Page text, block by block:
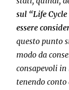
sul “Life
essere
questo punto
modo da
consapevoli
tenendo